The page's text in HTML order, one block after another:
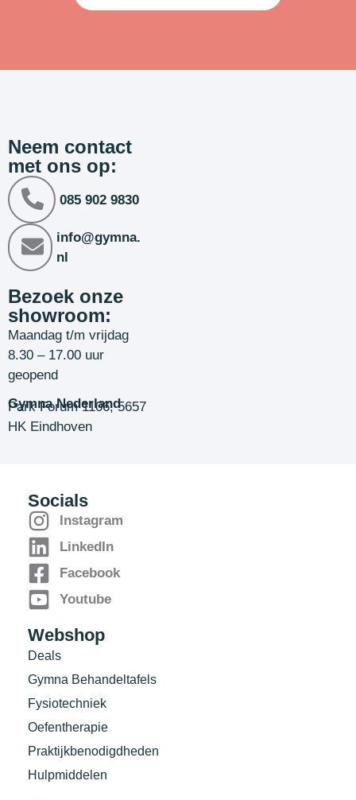
Neem contact
met ons op:
085 902 9830
info@gymna.
nl
Bezoek onze
showroom:
Maandag t/m vrijdag
8.30 – 17.00 uur
geopend
Gymna Nederland
Park Forum 1106, 5657
HK Eindhoven
Socials
Instagram
LinkedIn
Facebook
Youtube
Webshop
Deals
Gymna Behandeltafels
Fysiotechniek
Oefentherapie
Praktijkbenodigdheden
Hulpmiddelen